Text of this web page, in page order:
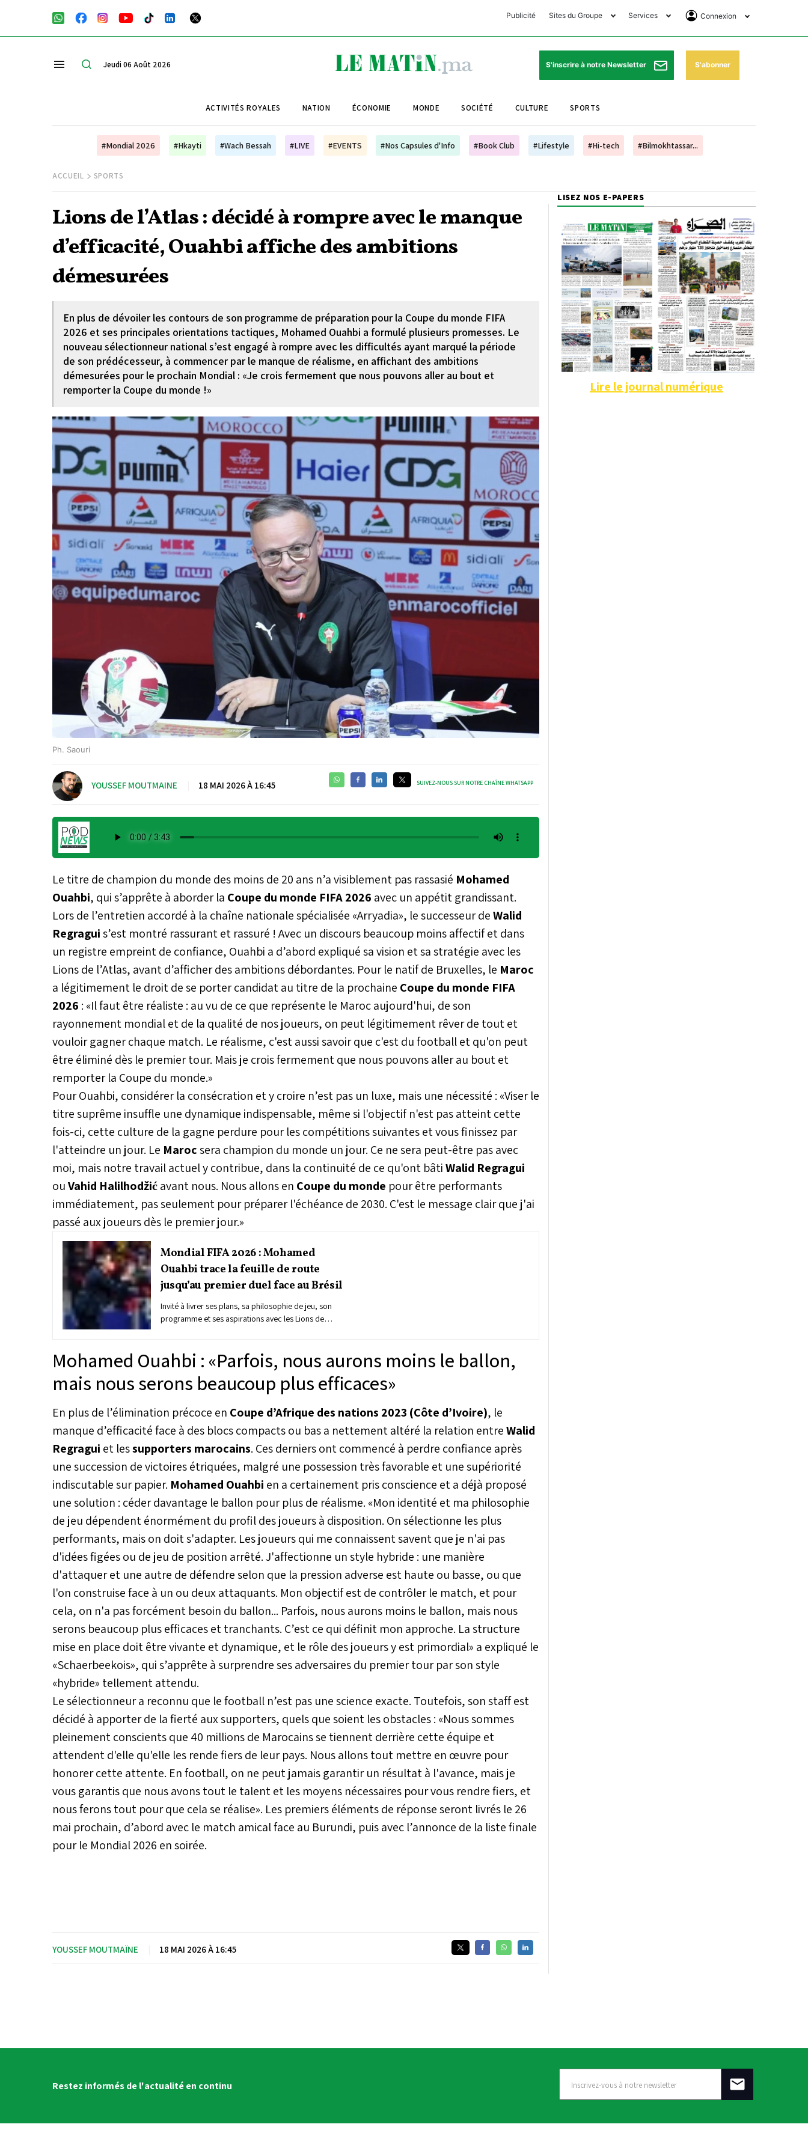
Publicité Sites du Groupe
Club Avantages
Le Matin Sports
Le Matin Store
Le Matin Annonces
Morocco Today Forum
Bookclub
Services
Horaires de prières
Pharmacies de garde
Programme TV
Cinéma
Connexion
Se Connecter
Abonnement
Jeudi 06 Août 2026 S'inscrire à notre Newsletter S'abonner
ACTIVITÉS ROYALES NATION ÉCONOMIE MONDE SOCIÉTÉ CULTURE SPORTS
#Mondial 2026 #Hkayti #Wach Bessah #LIVE #EVENTS #Nos Capsules d'Info #Book Club #Lifestyle #Hi-tech #Bilmokhtassar...
ACCUEIL SPORTS
Lions de l’Atlas : décidé à rompre avec le manque
d’efficacité, Ouahbi affiche des ambitions
démesurées
En plus de dévoiler les contours de son programme de préparation pour la Coupe du monde FIFA
2026 et ses principales orientations tactiques, Mohamed Ouahbi a formulé plusieurs promesses. Le
nouveau sélectionneur national s’est engagé à rompre avec les difficultés ayant marqué la période
de son prédécesseur, à commencer par le manque de réalisme, en affichant des ambitions
démesurées pour le prochain Mondial : «Je crois fermement que nous pouvons aller au bout et
remporter la Coupe du monde !»
Ph. Saouri
YOUSSEF MOUTMAINE 18 MAI 2026 À 16:45 SUIVEZ-NOUS SUR NOTRE CHAÎNE WHATSAPP
Le titre de champion du monde des moins de 20 ans n’a visiblement pas rassasié Mohamed
Ouahbi, qui s’apprête à aborder la Coupe du monde FIFA 2026 avec un appétit grandissant.
Lors de l’entretien accordé à la chaîne nationale spécialisée «Arryadia», le successeur deWalid
Regraguis’est montré rassurant et rassuré ! Avec un discours beaucoup moins affectif et dans
un registre empreint de confiance, Ouahbi a d’abord expliqué sa vision et sa stratégie avec les
Lions de l’Atlas, avant d’afficher des ambitions débordantes. Pour le natif de Bruxelles, le Maroc
a légitimement le droit de se porter candidat au titre de la prochaine Coupe du monde FIFA
2026 : «Il faut être réaliste : au vu de ce que représente le Maroc aujourd'hui, de son
rayonnement mondial et de la qualité de nos joueurs, on peut légitimement rêver de tout et
vouloir gagner chaque match. Le réalisme, c'est aussi savoir que c'est du football et qu'on peut
être éliminé dès le premier tour. Mais je crois fermement que nous pouvons aller au bout et
remporter la Coupe du monde.»
Pour Ouahbi, considérer la consécration et y croire n’est pas un luxe, mais une nécessité : «Viser le
titre suprême insuffle une dynamique indispensable, même si l'objectif n'est pas atteint cette
fois-ci, cette culture de la gagne perdure pour les compétitions suivantes et vous finissez par
l'atteindre un jour. Le Marocsera champion du monde un jour. Ce ne sera peut-être pas avec
moi, mais notre travail actuel y contribue, dans la continuité de ce qu'ont bâtiWalid Regragui
ouVahid Halilhodžićavant nous. Nous allons en Coupe du monde pour être performants
immédiatement, pas seulement pour préparer l'échéance de 2030. C'est le message clair que j'ai
passé aux joueurs dès le premier jour.»
Mondial FIFA 2026 : Mohamed
Ouahbi trace la feuille de route
jusqu’au premier duel face au Brésil
Invité à livrer ses plans, sa philosophie de jeu, son
programme et ses aspirations avec les Lions de
Ouhabi s’est montré limpide et perspicace vendredi,
lors d’un entretien avec la chaîne nationale
«Arryadia». Le nouveau maître à jouer des Lions a
confié le programme des trois prochaines semaines
dans les moindres détails, tout en assurant que la
majeure partie de la liste des 26 joueurs a déjà été
arrêtée.
Mohamed Ouahbi : «Parfois, nous aurons moins le ballon,
mais nous serons beaucoup plus efficaces»
En plus de l’élimination précoce en Coupe d’Afrique des nations 2023 (Côte d’Ivoire), le
manque d’efficacité face à des blocs compacts ou bas a nettement altéré la relation entreWalid
Regragui et lessupporters marocains. Ces derniers ont commencé à perdre confiance après
une succession de victoires étriquées, malgré une possession très favorable et une supériorité
indiscutable sur papier. Mohamed Ouahbi en a certainement pris conscience et a déjà proposé
une solution : céder davantage le ballon pour plus de réalisme. «Mon identité et ma philosophie
de jeu dépendent énormément du profil des joueurs à disposition. On sélectionne les plus
performants, mais on doit s'adapter. Les joueurs qui me connaissent savent que je n'ai pas
d'idées figées ou de jeu de position arrêté. J'affectionne un style hybride : une manière
d'attaquer et une autre de défendre selon que la pression adverse est haute ou basse, ou que
l'on construise face à un ou deux attaquants. Mon objectif est de contrôler le match, et pour
cela, on n'a pas forcément besoin du ballon... Parfois, nous aurons moins le ballon, mais nous
serons beaucoup plus efficaces et tranchants. C’est ce qui définit mon approche. La structure
mise en place doit être vivante et dynamique, et le rôle des joueurs y est primordial» a expliqué le
«Schaerbeekois», qui s’apprête à surprendre ses adversaires du premier tour par son style
«hybride» tellement attendu.
Le sélectionneur a reconnu que le football n’est pas une science exacte. Toutefois, son staff est
décidé à apporter de la fierté aux supporters, quels que soient les obstacles : «Nous sommes
pleinement conscients que 40 millions de Marocains se tiennent derrière cette équipe et
attendent d'elle qu'elle les rende fiers de leur pays. Nous allons tout mettre en œuvre pour
honorer cette attente. En football, on ne peut jamais garantir un résultat à l'avance, mais je
vous garantis que nous avons tout le talent et les moyens nécessaires pour vous rendre fiers, et
nous ferons tout pour que cela se réalise». Les premiers éléments de réponse seront livrés le 26
mai prochain, d’abord avec le match amical face au Burundi, puis avec l’annonce de la liste finale
pour le Mondial 2026 en soirée.
YOUSSEF MOUTMAÏNE 18 MAI 2026 À 16:45
LISEZ NOS E-PAPERS
Lire le journal numérique
Restez informés de l'actualité en continu